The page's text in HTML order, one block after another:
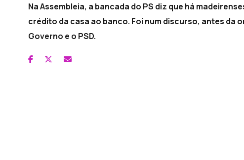
Na Assembleia, a bancada do PS diz que há
crédito da casa ao banco. Foi num discurso, antes da
Governo e o PSD.